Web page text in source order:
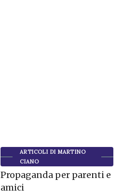
ARTICOLI DI MARTINO
CIANO
Propaganda per parenti e
amici